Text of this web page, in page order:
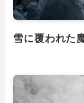
雪に覆われた